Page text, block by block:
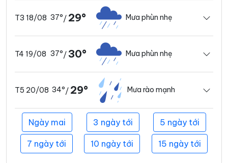
T3 18/08 37°/ 29° Mưa phùn nhẹ
T4 19/08 37°/30° Mưa phùn nhẹ
T5 20/08 34°/ 29° Mưa rào mạnh
Ngày mai 3 ngày tới 5 ngày tới
7 ngày tới 10 ngày tới 15 ngày tới